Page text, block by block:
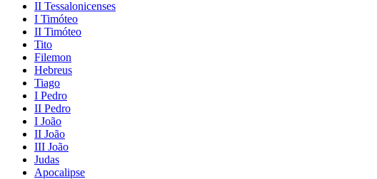
II Tessalonicenses
I Timóteo
II Timóteo
Tito
Filemon
Hebreus
Tiago
I Pedro
II Pedro
I João
II João
III João
Judas
Apocalipse